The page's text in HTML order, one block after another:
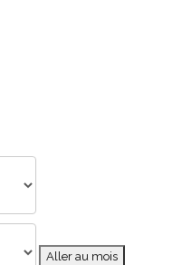
Aller au mois